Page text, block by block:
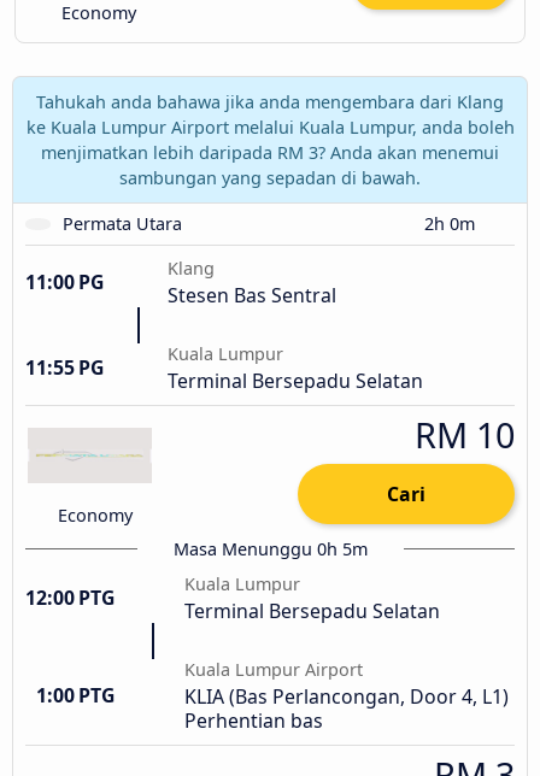
Economy
Tahukah anda bahawa jika anda mengembara dari Klang
ke Kuala Lumpur Airport melalui Kuala Lumpur, anda boleh
menjimatkan lebih daripada RM 3? Anda akan menemui
sambungan yang sepadan di bawah.
Permata Utara
2h 0m
11:00 PG
Klang
Stesen Bas Sentral
11:55 PG
Kuala Lumpur
Terminal Bersepadu Selatan
Economy
RM 10
Cari
Masa Menunggu 0h 5m
12:00 PTG
Kuala Lumpur
Terminal Bersepadu Selatan
1:00 PTG
Kuala Lumpur Airport
KLIA (Bas Perlancongan, Door 4, L1)
Perhentian bas